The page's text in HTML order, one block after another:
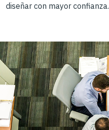
diseñar con mayor confianza.